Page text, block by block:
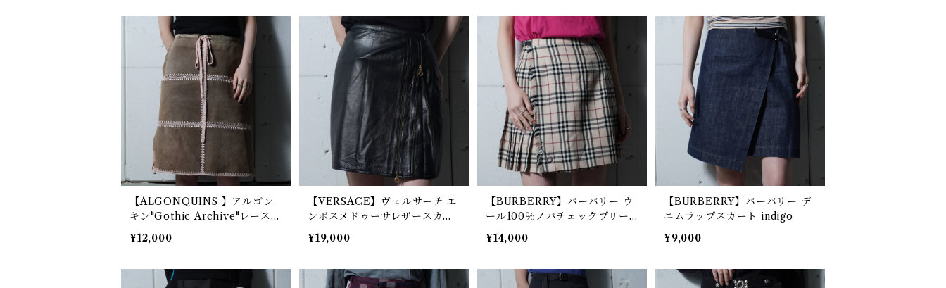
【ALGONQUINS 】アルゴン
キン"Gothic Archive"レースス
テッチスエードピッグレザース
カート brown
¥12,000
【VERSACE】ヴェルサーチ エ
ンボスメドゥーサレザースカー
ト black
¥19,000
【BURBERRY】バーバリー ウ
ール100％ノバチェックプリー
ツラップスカート beige
¥14,000
【BURBERRY】バーバリー デ
ニムラップスカート indigo
¥9,000